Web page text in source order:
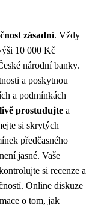
zásadní. Vždy
10 000 Kč
národní banky.
a poskytnou
a podmínkách
prostudujte a
si skrytých
předčasného
jasné. Vaše
si recenze a
Online diskuze
o tom, jak